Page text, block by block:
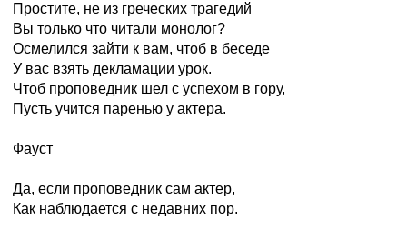
Простите, не из греческих трагедий
Вы только что читали монолог?
Осмелился зайти к вам, чтоб в беседе
У вас взять декламации урок.
Чтоб проповедник шел с успехом в гору,
Пусть учится паренью у актера.
Фауст
Да, если проповедник сам актер,
Как наблюдается с недавних пор.